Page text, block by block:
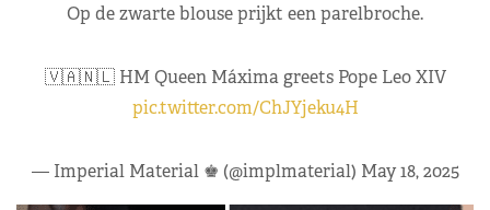
Op de zwarte blouse prijkt een parelbroche.
🇻🇦🇳🇱 HM Queen Máxima greets Pope Leo XIV
pic.twitter.com/ChJYjeku4H
— Imperial Material ♚ (@implmaterial) May 18, 2025